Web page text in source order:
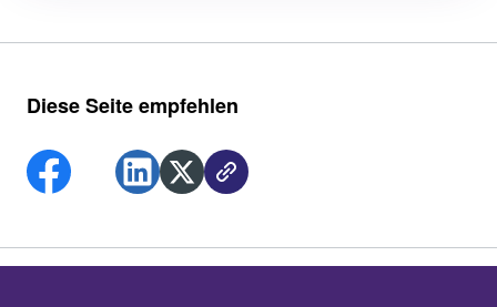
Diese Seite empfehlen